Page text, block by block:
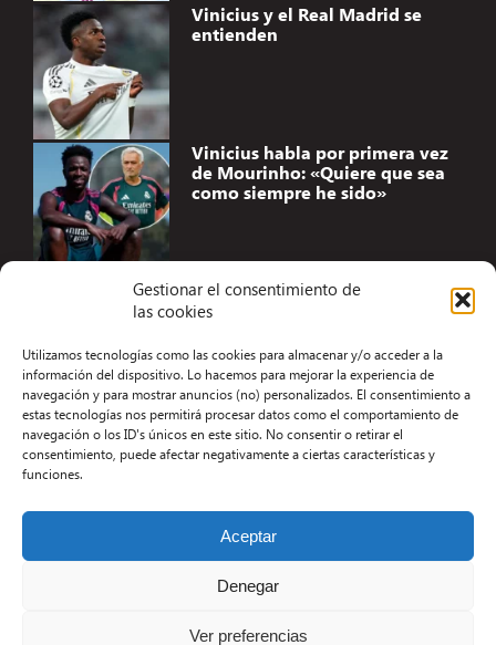
Gestionar el consentimiento de
las cookies
Utilizamos tecnologías como las cookies para almacenar y/o acceder a la
información del dispositivo. Lo hacemos para mejorar la experiencia de
navegación y para mostrar anuncios (no) personalizados. El consentimiento a
estas tecnologías nos permitirá procesar datos como el comportamiento de
navegación o los ID's únicos en este sitio. No consentir o retirar el
consentimiento, puede afectar negativamente a ciertas características y
funciones.
Aceptar
Denegar
Ver preferencias
Vinicius y el Real Madrid se
entienden
Vinicius habla por primera vez
de Mourinho: «Quiere que sea
como siempre he sido»
Aviso Legal
Términos y condiciones
Política de privacidad
Contacto
Desarrollo Web por Kiwop